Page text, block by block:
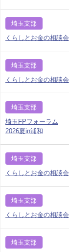
埼玉支部
くらしとお金の相談会
埼玉支部
くらしとお金の相談会
埼玉支部
埼玉FPフォーラム
2026夏in浦和
埼玉支部
くらしとお金の相談会
埼玉支部
くらしとお金の相談会
埼玉支部